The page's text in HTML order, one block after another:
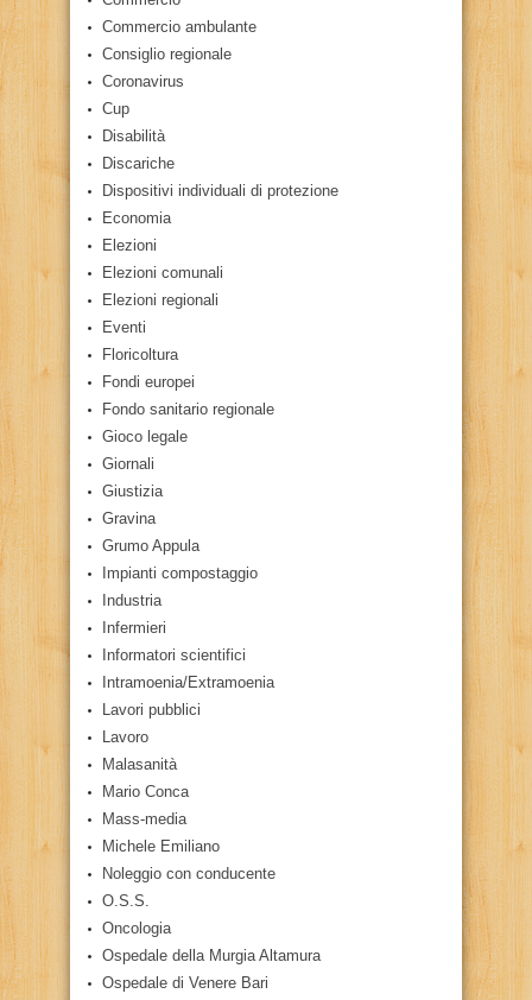
Commercio ambulante
Consiglio regionale
Coronavirus
Cup
Disabilità
Discariche
Dispositivi individuali di protezione
Economia
Elezioni
Elezioni comunali
Elezioni regionali
Eventi
Floricoltura
Fondi europei
Fondo sanitario regionale
Gioco legale
Giornali
Giustizia
Gravina
Grumo Appula
Impianti compostaggio
Industria
Infermieri
Informatori scientifici
Intramoenia/Extramoenia
Lavori pubblici
Lavoro
Malasanità
Mario Conca
Mass-media
Michele Emiliano
Noleggio con conducente
O.S.S.
Oncologia
Ospedale della Murgia Altamura
Ospedale di Venere Bari